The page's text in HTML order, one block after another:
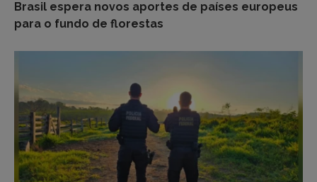
Brasil espera novos aportes de países europeus
para o fundo de florestas